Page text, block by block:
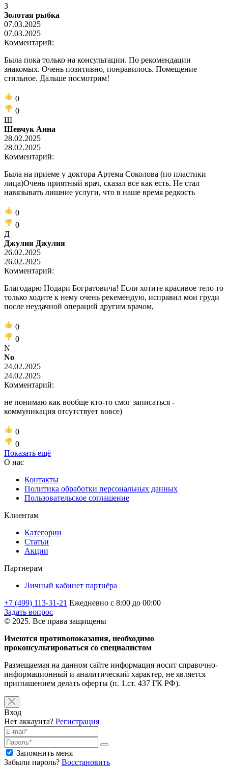
З
Золотая рыбка
07.03.2025
07.03.2025
Комментарий:
Была пока только на консультации. По рекомендации
знакомых. Очень позитивно, понравилось. Помещение
стильное. Дальше посмотрим!
0
0
Ш
Шевчук Анна
28.02.2025
28.02.2025
Комментарий:
Была на приеме у доктора Артема Соколова (по пластики
лица)Очень приятный врач, сказал все как есть. Не стал
навязывать лишние услуги, что в наше время редкость
0
0
Д
Джулия Джулия
26.02.2025
26.02.2025
Комментарий:
Благодарю Нодари Богратовича! Если хотите красивое тело то
только ходите к нему очень рекемендую, исправил мои груди
после неудачной операций другим врачом,
0
0
N
No
24.02.2025
24.02.2025
Комментарий:
не понимаю как вообще кто-то смог записаться -
коммуникация отсутствует вовсе)
0
0
Показать ещё
О нас
Контакты
Политика обработки персональных данных
Пользовательское соглашение
Клиентам
Категории
Статьи
Акции
Партнерам
Личный кабинет партнёра
+7 (499) 113-31-21 Ежедневно с 8:00 до 00:00
Задать вопрос
© 2025. Все права защищены
Имеются противопоказания, необходимо
проконсультироваться со специалистом
Размещаемая на данном сайте информация носит справочно-
информационный и аналитический характер, не является
приглашением делать оферты (п. 1.ст. 437 ГК РФ).
Вход
Нет аккаунта? Регистрация
Запомнить меня
Забыли пароль? Восстановить